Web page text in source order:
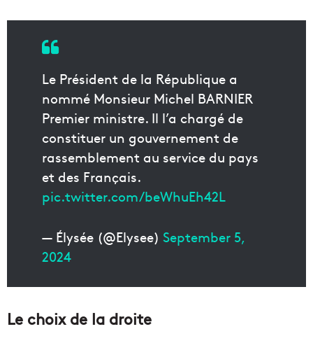
Le Président de la République a
nommé Monsieur Michel BARNIER
Premier ministre. Il l’a chargé de
constituer un gouvernement de
rassemblement au service du pays
et des Français.
pic.twitter.com/beWhuEh42L
— Élysée (@Elysee) September 5,
2024
Le choix de la droite